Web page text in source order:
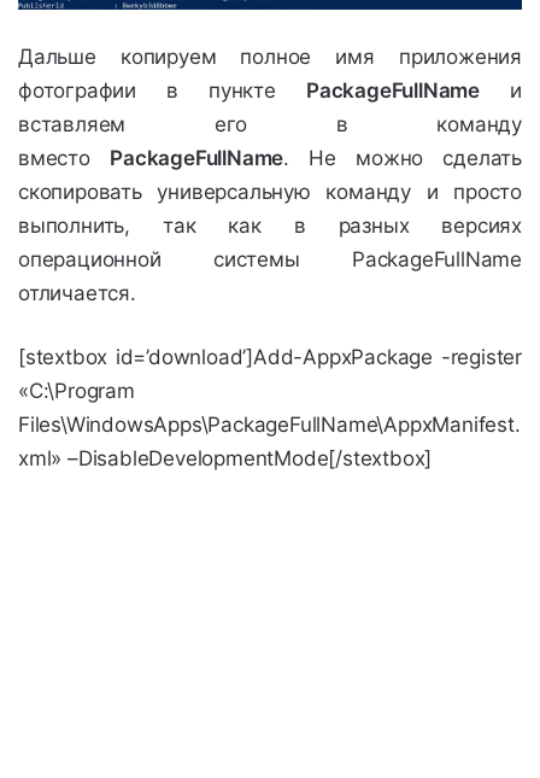
Дальше копируем полное имя приложения
фотографии в пункте PackageFullName и
вставляем его в команду
вместо PackageFullName. Не можно сделать
скопировать универсальную команду и просто
выполнить, так как в разных версиях
операционной системы PackageFullName
отличается.
[stextbox id=’download’]Add-AppxPackage -register
«C:\Program
Files\WindowsApps\PackageFullName\AppxManifest.
xml» –DisableDevelopmentMode[/stextbox]